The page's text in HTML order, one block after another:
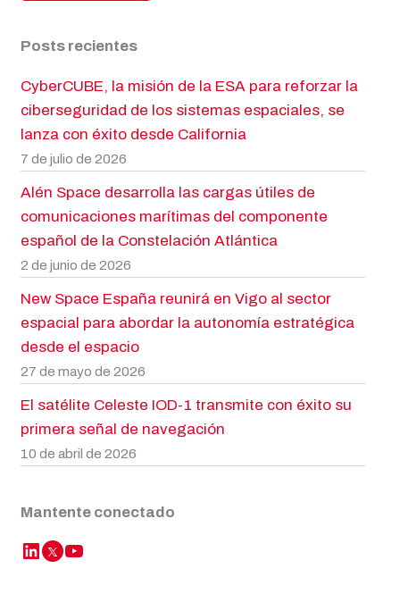
Posts recientes
CyberCUBE, la misión de la ESA para reforzar la
ciberseguridad de los sistemas espaciales, se
lanza con éxito desde California
7 de julio de 2026
Alén Space desarrolla las cargas útiles de
comunicaciones marítimas del componente
español de la Constelación Atlántica
2 de junio de 2026
New Space España reunirá en Vigo al sector
espacial para abordar la autonomía estratégica
desde el espacio
27 de mayo de 2026
El satélite Celeste IOD-1 transmite con éxito su
primera señal de navegación
10 de abril de 2026
Mantente conectado
LinkedIn Twitter YouTube